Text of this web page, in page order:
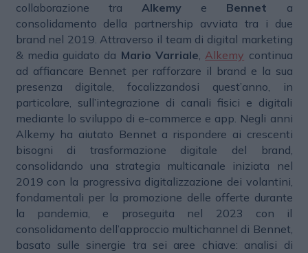
collaborazione tra Alkemye Bennet a
consolidamento della partnership avviata tra i due
brand nel 2019. Attraverso il team di digital marketing
& media guidato da Mario Varriale,Alkemy continua
ad affiancare Bennet per rafforzare il brand e la sua
presenza digitale, focalizzandosi quest’anno, in
particolare, sull’integrazione di canali fisici e digitali
mediante lo sviluppo di e-commerce e app. Negli anni
Alkemy ha aiutato Bennet a rispondere ai crescenti
bisogni di trasformazione digitale del brand,
consolidando una strategia multicanale iniziata nel
2019 con la progressiva digitalizzazione dei volantini,
fondamentali per la promozione delle offerte durante
la pandemia, e proseguita nel 2023 con il
consolidamento dell’approccio multichannel di Bennet,
basato sulle sinergie tra sei aree chiave: analisi di